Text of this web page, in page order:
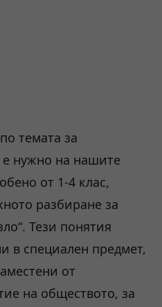
темата за
е нужно на нашите
от 1-4 клас,
разбиране за
Тези понятия
в специален предмет,
от
на обществото, за